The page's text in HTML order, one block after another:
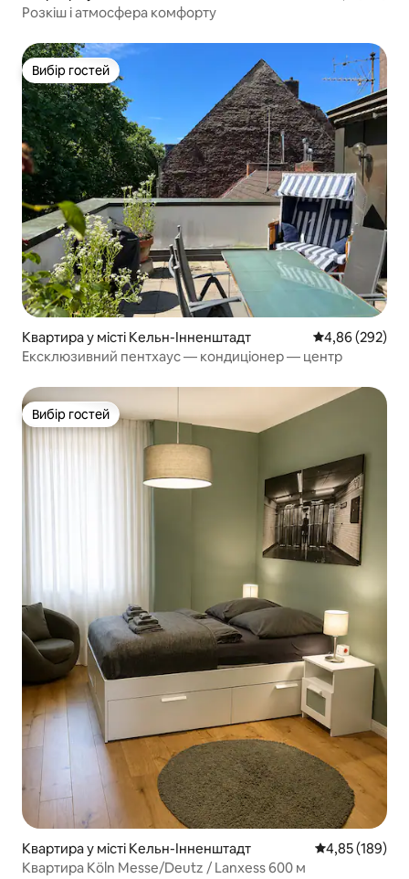
Розкіш і атмосфера комфорту
Вибір гостей
Вибір гостей
Квартира у місті Кельн-Інненштадт Середня
4,86 (292)
Ексклюзивний пентхаус — кондиціонер — центр
Вибір гостей
Вибір гостей
Квартира у місті Кельн-Інненштадт Середня
4,85 (189)
Квартира Köln Messe/Deutz / Lanxess 600 м